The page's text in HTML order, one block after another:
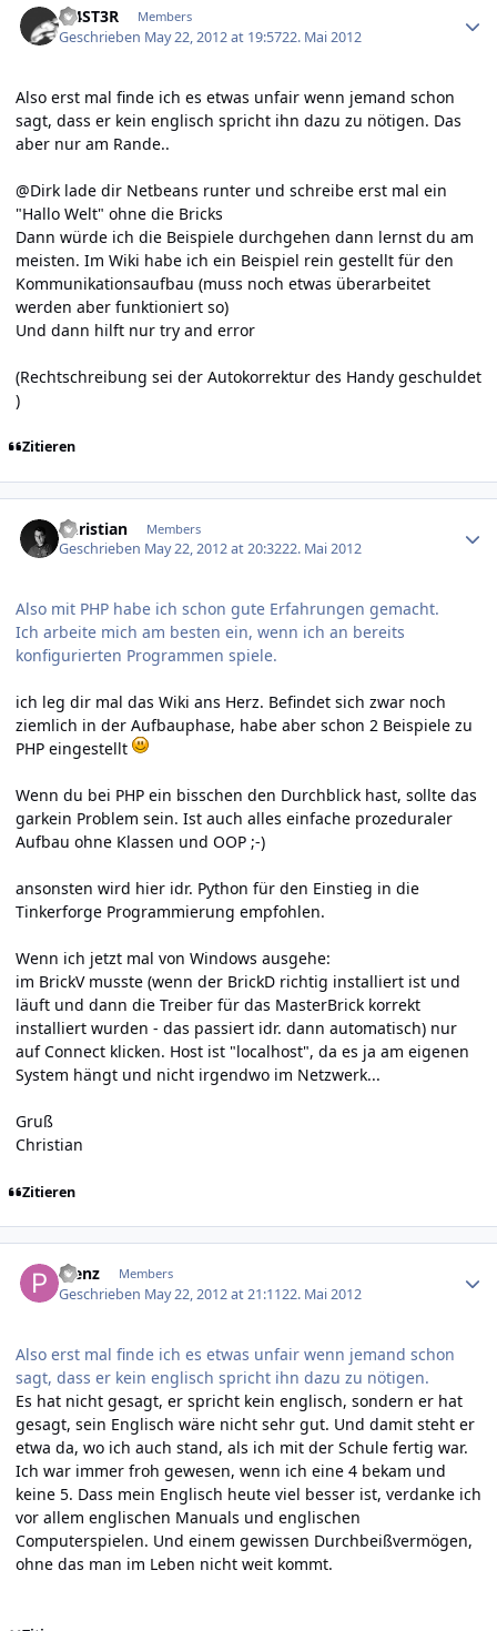
M4ST3R Members
Geschrieben May 22, 2012 at 19:5722. Mai 2012
Also erst mal finde ich es etwas unfair wenn jemand schon
sagt, dass er kein englisch spricht ihn dazu zu nötigen. Das
aber nur am Rande..
@Dirk lade dir Netbeans runter und schreibe erst mal ein
"Hallo Welt" ohne die Bricks
Dann würde ich die Beispiele durchgehen dann lernst du am
meisten. Im Wiki habe ich ein Beispiel rein gestellt für den
Kommunikationsaufbau (muss noch etwas überarbeitet
werden aber funktioniert so)
Und dann hilft nur try and error
(Rechtschreibung sei der Autokorrektur des Handy geschuldet
)
Zitieren
Christian Members
Geschrieben May 22, 2012 at 20:3222. Mai 2012
Also mit PHP habe ich schon gute Erfahrungen gemacht.
Ich arbeite mich am besten ein, wenn ich an bereits
konfigurierten Programmen spiele.
ich leg dir mal das Wiki ans Herz. Befindet sich zwar noch
ziemlich in der Aufbauphase, habe aber schon 2 Beispiele zu
PHP eingestellt
Wenn du bei PHP ein bisschen den Durchblick hast, sollte das
garkein Problem sein. Ist auch alles einfache prozeduraler
Aufbau ohne Klassen und OOP ;-)
ansonsten wird hier idr. Python für den Einstieg in die
Tinkerforge Programmierung empfohlen.
Wenn ich jetzt mal von Windows ausgehe:
im BrickV musste (wenn der BrickD richtig installiert ist und
läuft und dann die Treiber für das MasterBrick korrekt
installiert wurden - das passiert idr. dann automatisch) nur
auf Connect klicken. Host ist "localhost", da es ja am eigenen
System hängt und nicht irgendwo im Netzwerk...
Gruß
Christian
Zitieren
Plenz Members
Geschrieben May 22, 2012 at 21:1122. Mai 2012
Also erst mal finde ich es etwas unfair wenn jemand schon
sagt, dass er kein englisch spricht ihn dazu zu nötigen.
Es hat nicht gesagt, er spricht kein englisch, sondern er hat
gesagt, sein Englisch wäre nicht sehr gut. Und damit steht er
etwa da, wo ich auch stand, als ich mit der Schule fertig war.
Ich war immer froh gewesen, wenn ich eine 4 bekam und
keine 5. Dass mein Englisch heute viel besser ist, verdanke ich
vor allem englischen Manuals und englischen
Computerspielen. Und einem gewissen Durchbeißvermögen,
ohne das man im Leben nicht weit kommt.